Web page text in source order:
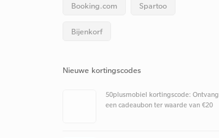
Booking.com Spartoo
Bijenkorf
Nieuwe kortingscodes
50plusmobiel kortingscode: Ontvang
een cadeaubon ter waarde van €20